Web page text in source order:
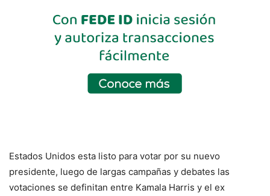
Estados Unidos esta listo para votar por su nuevo
presidente, luego de largas campañas y debates las
votaciones se definitan entre Kamala Harris y el ex